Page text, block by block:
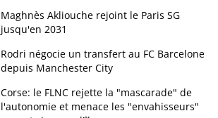
Maghnès Akliouche rejoint le Paris SG
jusqu'en 2031
Rodri négocie un transfert au FC Barcelone
depuis Manchester City
Corse: le FLNC rejette la "mascarade" de
l'autonomie et menace les "envahisseurs"